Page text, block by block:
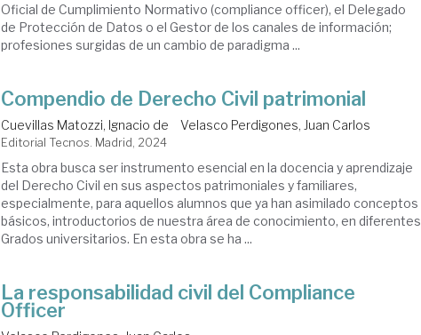
Oficial de Cumplimiento Normativo (compliance officer), el Delegado
de Protección de Datos o el Gestor de los canales de información;
profesiones surgidas de un cambio de paradigma ...
Compendio de Derecho Civil patrimonial
Cuevillas Matozzi, Ignacio de Velasco Perdigones, Juan Carlos
Editorial Tecnos. Madrid, 2024
Esta obra busca ser instrumento esencial en la docencia y aprendizaje
del Derecho Civil en sus aspectos patrimoniales y familiares,
especialmente, para aquellos alumnos que ya han asimilado conceptos
básicos, introductorios de nuestra área de conocimiento, en diferentes
Grados universitarios. En esta obra se ha ...
La responsabilidad civil del Compliance
Officer